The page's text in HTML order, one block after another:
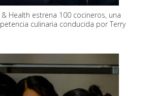
Health estrena 100 cocineros, una
culinaria conducida por Terry